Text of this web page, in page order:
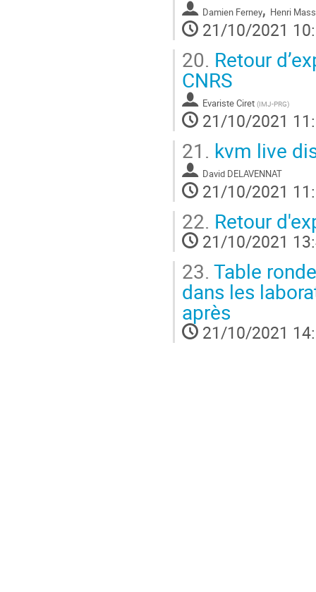
de
la
contribution
Damien Ferney, Henri
21/10/2021
20. Retour
CNRS
Evariste Ciret (IMJ-PRG)
21/10/2021
21. kvm live
David DELAVENNAT
21/10/2021
22. Retour
21/10/2021
23. Table
dans les
après
21/10/2021